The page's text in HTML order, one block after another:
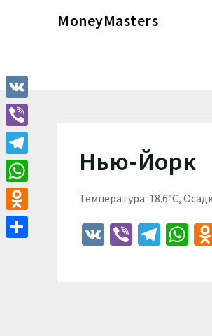
MoneyMasters
Нью-Йорк
Температура: 18.6°C,
VK Viber
VK
Viber
Telegram
WhatsApp
Odnoklassniki